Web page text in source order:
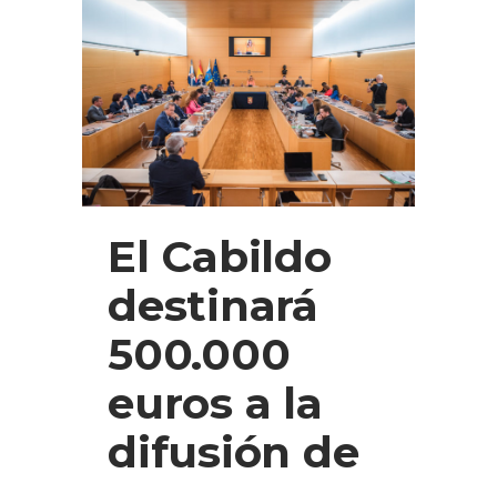
El Cabildo
destinará
500.000
euros a la
difusión de